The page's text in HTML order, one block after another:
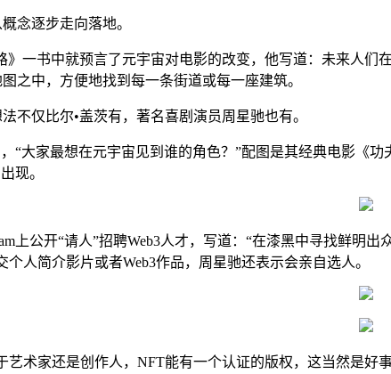
念逐步走向落地。
》一书中就预言了元宇宙对电影的改变，他写道：未来人
之中，方便地找到每一条街道或每一座建筑。
不仅比尔•盖茨有，著名喜剧演员周星驰也有。
“大家最想在元宇宙见到谁的角色？”配图是其经典电影《
现。
上公开“请人”招聘Web3人才，写道：“在漆黑中寻找鲜明
人简介影片或者Web3作品，周星驰还表示会亲自选人。
艺术家还是创作人，NFT能有一个认证的版权，这当然是